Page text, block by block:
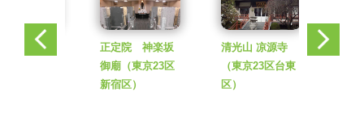
正定院 神楽坂
清光山 凉源寺
（東京23区台東
大増寺ひじり苑
（東京23区港